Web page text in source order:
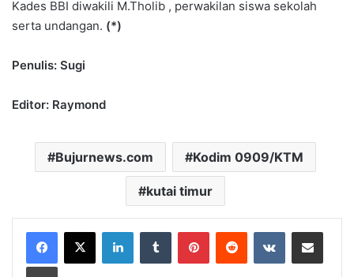
Kades BBI diwakili M.Tholib , perwakilan siswa sekolah
serta undangan. (*)
Penulis: Sugi
Editor: Raymond
Bujurnews.com Kodim 0909/KTM
kutai timur